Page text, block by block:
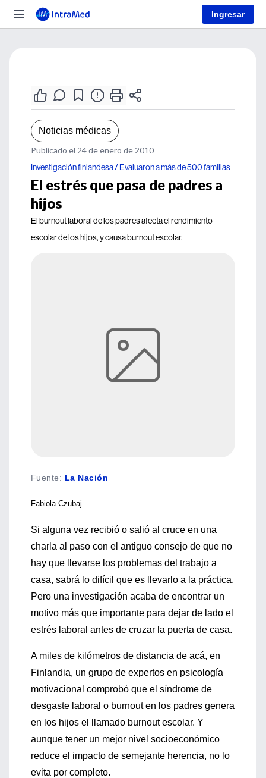
Ingresar
Noticias médicas
Publicado el 24 de enero de 2010
Investigación finlandesa / Evaluaron a más de 500 familias
El estrés que pasa de padres a
hijos
El burnout laboral de los padres afecta el rendimiento
escolar de los hijos, y causa burnout escolar.
Fuente: La Nación
Fabiola Czubaj
Si alguna vez recibió o salió al cruce en una
charla al paso con el antiguo consejo de que no
hay que llevarse los problemas del trabajo a
casa, sabrá lo difícil que es llevarlo a la práctica.
Pero una investigación acaba de encontrar un
motivo más que importante para dejar de lado el
estrés laboral antes de cruzar la puerta de casa.
A miles de kilómetros de distancia de acá, en
Finlandia, un grupo de expertos en psicología
motivacional comprobó que el síndrome de
desgaste laboral o burnout en los padres genera
en los hijos el llamado burnout escolar. Y
aunque tener un mejor nivel socioeconómico
reduce el impacto de semejante herencia, no lo
evita por completo.